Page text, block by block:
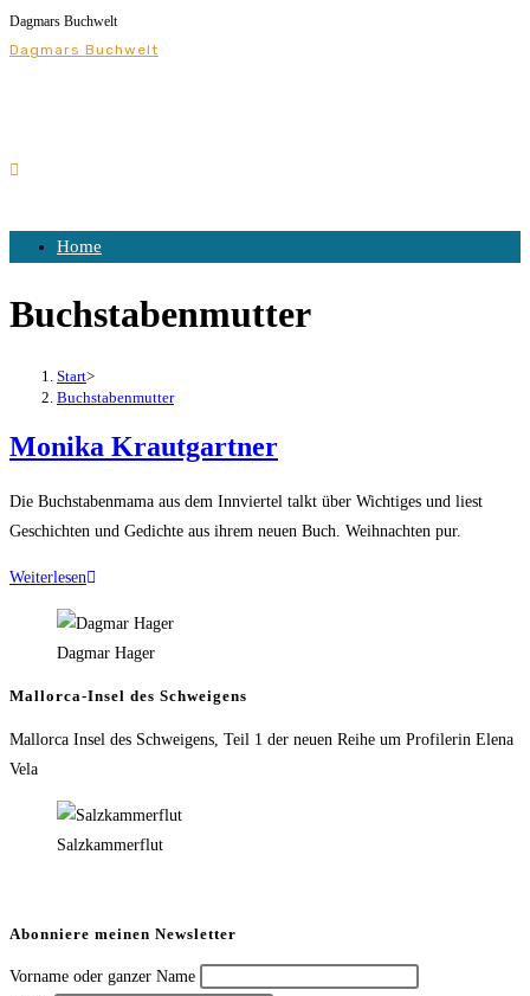
Dagmars Buchwelt
Dagmars Buchwelt
Home
Buchstabenmutter
Start>
Buchstabenmutter
Monika Krautgartner
Die Buchstabenmama aus dem Innviertel talkt über Wichtiges und liest
Geschichten und Gedichte aus ihrem neuen Buch. Weihnachten pur.
Weiterlesen
Dagmar Hager
Mallorca-Insel des Schweigens
Mallorca Insel des Schweigens, Teil 1 der neuen Reihe um Profilerin Elena
Vela
Salzkammerflut
Abonniere meinen Newsletter
Vorname oder ganzer Name